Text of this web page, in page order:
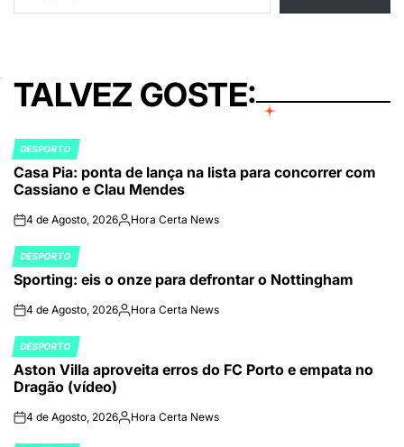
TALVEZ GOSTE:
POSTED
IN
DESPORTO
Casa Pia: ponta de lança na lista para concorrer com
Cassiano e Clau Mendes
on4 de Agosto, 2026Publicado
Hora Certa News
POSTED
IN
DESPORTO
Sporting: eis o onze para defrontar o Nottingham
on4 de Agosto, 2026Publicado
Hora Certa News
POSTED
IN
DESPORTO
Aston Villa aproveita erros do FC Porto e empata no
Dragão (vídeo)
on4 de Agosto, 2026Publicado
Hora Certa News